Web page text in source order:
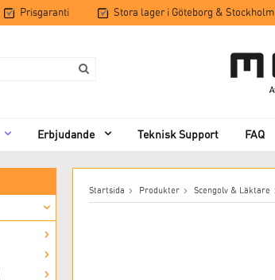
Prisgaranti Stora lager i Göteborg & Stockholm
Erbjudande Teknisk Support FAQ
Startsida Produkter Scengolv & Läktare